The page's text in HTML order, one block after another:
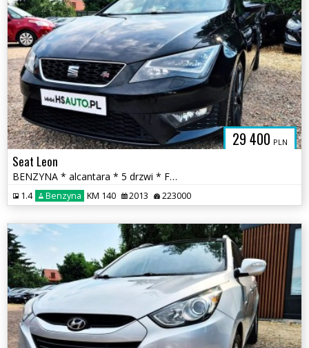
29 400 PLN
Seat Leon
BENZYNA * alcantara * 5 drzwi * FR * nawigacja * SUPER * OKAZJA
1.4 Benzyna KM 140 2013 223000